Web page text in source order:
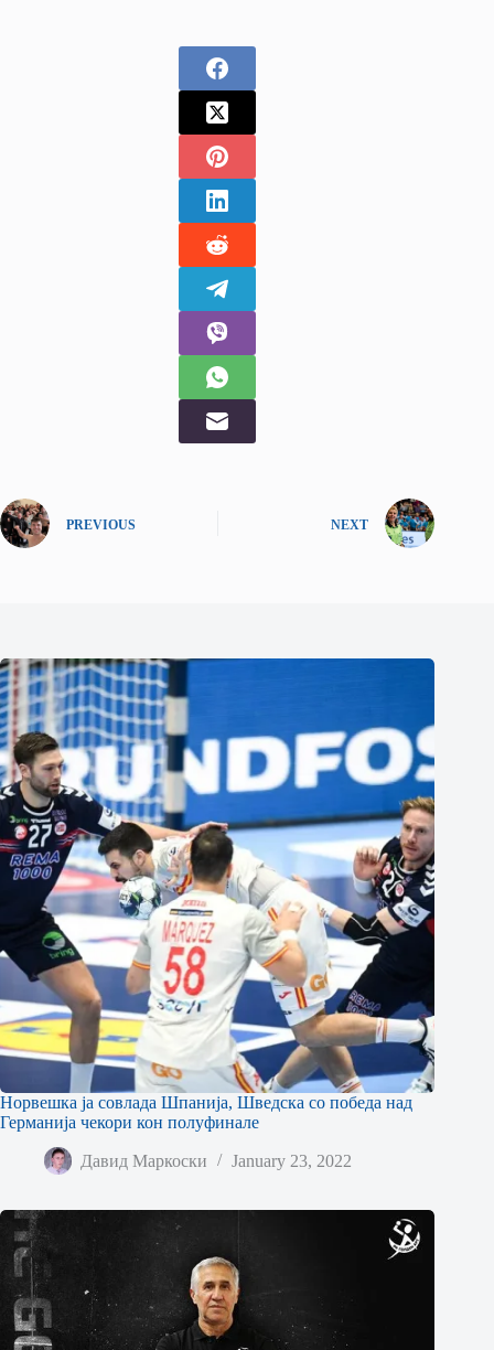
PREVIOUS NEXT
Норвешка ја совлада Шпанија, Шведска со победа над
Германија чекори кон полуфинале
Давид Маркоски January 23, 2022